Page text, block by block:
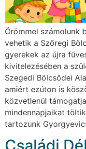
Örömmel számolunk
vehetik a Szőregi
gyerekek az újra
kivitelezésében a
Szegedi Bölcsődei
amiért ezúton is
közvetlenül
mindennapjaikat
tartozunk